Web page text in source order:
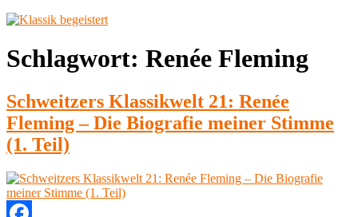
Schlagwort: Renée Fleming
Schweitzers Klassikwelt 21: Renée
Fleming – Die Biografie meiner Stimme
(1. Teil)